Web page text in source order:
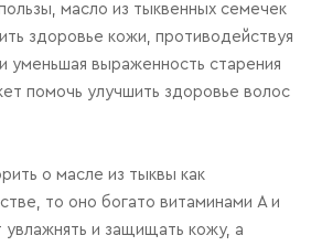
масло из тыквенных семечек
здоровье кожи, противодействуя
уменьшая выраженность старения
помочь улучшить здоровье волос
о масле из тыквы как
то оно богато витаминами A и
увлажнять и защищать кожу, а